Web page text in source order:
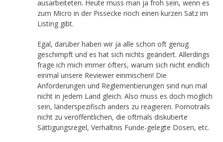
ausarbeiteten. Heute muss man ja froh sein, wenn es
zum Micro in der Pissecke noch einen kurzen Satz im
Listing gibt.
Egal, darüber haben wir ja alle schon oft genug
geschimpft und es hat sich nichts geändert. Allerdings
frage ich mich immer öfters, warum sich nicht endlich
einmal unsere Reviewer einmischen! Die
Anforderungen und Reglementierungen sind nun mal
nicht in jedem Land gleich. Also muss es doch möglich
sein, länderspezifisch anders zu reagieren. Pornotrails
nicht zu veröffentlichen, die oftmals diskutierte
Sättigungsregel, Verhältnis Funde-gelegte Dosen, etc.